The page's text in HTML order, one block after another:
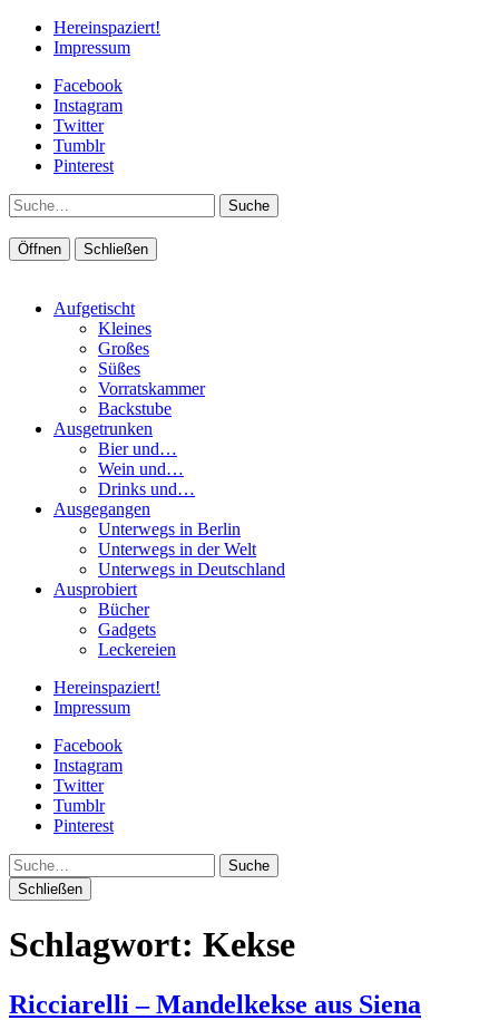
Hereinspaziert!
Impressum
Facebook
Instagram
Twitter
Tumblr
Pinterest
Suche
Öffnen Schließen
Aufgetischt
Kleines
Großes
Süßes
Vorratskammer
Backstube
Ausgetrunken
Bier und…
Wein und…
Drinks und…
Ausgegangen
Unterwegs in Berlin
Unterwegs in der Welt
Unterwegs in Deutschland
Ausprobiert
Bücher
Gadgets
Leckereien
Hereinspaziert!
Impressum
Facebook
Instagram
Twitter
Tumblr
Pinterest
Suche
Schließen
Schlagwort: Kekse
Ricciarelli – Mandelkekse aus Siena